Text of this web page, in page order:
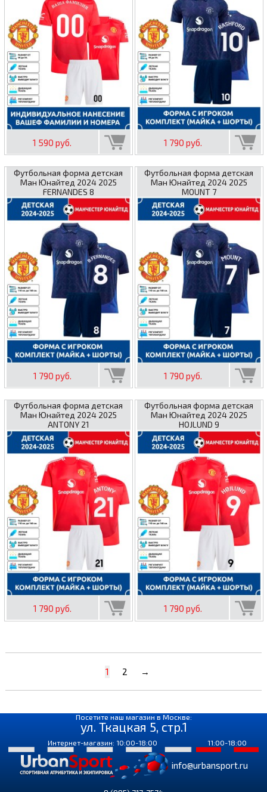
1 590 руб. 1 790 руб.
Футбольная форма детская
Ман Юнайтед 2024 2025
FERNANDES 8
1 790 руб.
Футбольная форма детская
Ман Юнайтед 2024 2025
MOUNT 7
1 790 руб.
Футбольная форма детская
Ман Юнайтед 2024 2025
ANTONY 21
1 790 руб.
Футбольная форма детская
Ман Юнайтед 2024 2025
HOJLUND 9
1 790 руб.
1 2 →
Посетите наш магазин в Москве:
ул. Ткацкая 5, стр.1
Интернет-магазин: 10:00-18:00 11:00-18:00
info@urbansport.ru